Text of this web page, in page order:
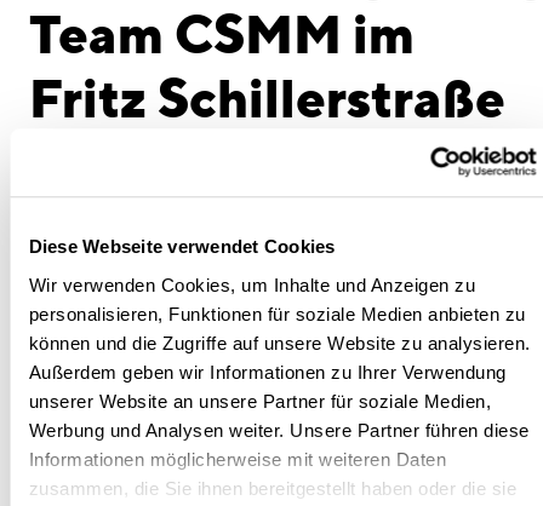
Diese Webseite verwendet Cookies
Wir verwenden Cookies, um Inhalte und Anzeigen zu
personalisieren, Funktionen für soziale Medien anbieten zu
können und die Zugriffe auf unsere Website zu analysieren.
Außerdem geben wir Informationen zu Ihrer Verwendung
unserer Website an unsere Partner für soziale Medien,
Werbung und Analysen weiter. Unsere Partner führen diese
Informationen möglicherweise mit weiteren Daten
zusammen, die Sie ihnen bereitgestellt haben oder die sie
linkedininstagram
English
Team CSMM im
Fritz Schillerstraße
Bahnhofsviertel haben wir uns den Stand unserer
Revitalisierung gemeinsam angeschaut. Vielen Dank an
Kulissen. Wir freuen uns immer wieder zu sehen, wie
sehr es sich lohnt alter Bausubstanz ein zweites Leben
zu schenken. Mit der neu gestalteten dunklen Fassade
und der Aufstockung um zwei Geschosse ist das Fritz ein
echter Hingucker. Das moderne Design im Innenraum
verwandelt den 70er Jahre Bestand in eine moderne
Arbeitswelt. Uns hat es gefallen, besonders die
Mittagspause auf der Dachterrasse mit fantastischen
Ausblick auf München und die Alpenkette.